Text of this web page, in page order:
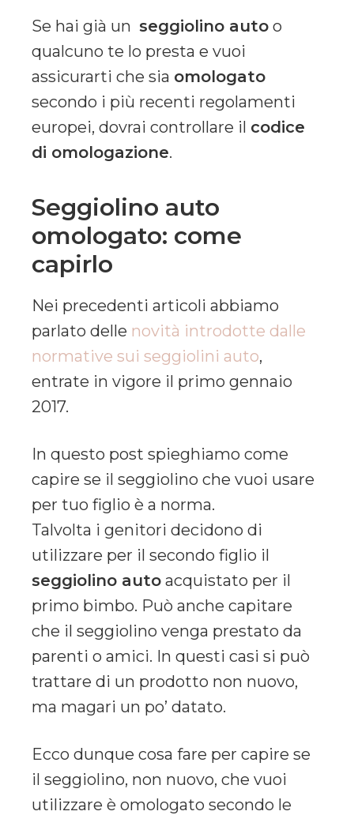
Se hai già un seggiolino auto o
qualcuno te lo presta e vuoi
assicurarti che sia omologato
secondo i più recenti regolamenti
europei, dovrai controllare il codice
di omologazione.
Seggiolino auto
omologato: come
capirlo
Nei precedenti articoli abbiamo
parlato delle novità introdotte dalle
normative sui seggiolini auto,
entrate in vigore il primo gennaio
2017.
In questo post spieghiamo come
capire se il seggiolino che vuoi usare
per tuo figlio è a norma.
Talvolta i genitori decidono di
utilizzare per il secondo figlio il
seggiolino auto acquistato per il
primo bimbo. Può anche capitare
che il seggiolino venga prestato da
parenti o amici. In questi casi si può
trattare di un prodotto non nuovo,
ma magari un po’ datato.
Ecco dunque cosa fare per capire se
il seggiolino, non nuovo, che vuoi
utilizzare è omologato secondo le